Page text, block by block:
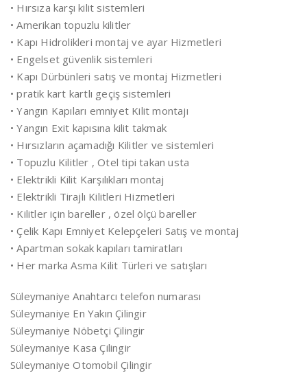
• Hırsıza karşı kilit sistemleri
• Amerikan topuzlu kilitler
• Kapı Hidrolikleri montaj ve ayar Hizmetleri
• Engelset güvenlik sistemleri
• Kapı Dürbünleri satış ve montaj Hizmetleri
• pratik kart kartlı geçiş sistemleri
• Yangın Kapıları emniyet Kilit montajı
• Yangın Exit kapısına kilit takmak
• Hırsızların açamadığı Kilitler ve sistemleri
• Topuzlu Kilitler , Otel tipi takan usta
• Elektrikli Kilit Karşılıkları montaj
• Elektrikli Tirajlı Kilitleri Hizmetleri
• Kilitler için bareller , özel ölçü bareller
• Çelik Kapı Emniyet Kelepçeleri Satış ve montaj
• Apartman sokak kapıları tamiratları
• Her marka Asma Kilit Türleri ve satışları
Süleymaniye Anahtarcı telefon numarası
Süleymaniye En Yakın Çilingir
Süleymaniye Nöbetçi Çilingir
Süleymaniye Kasa Çilingir
Süleymaniye Otomobil Çilingir